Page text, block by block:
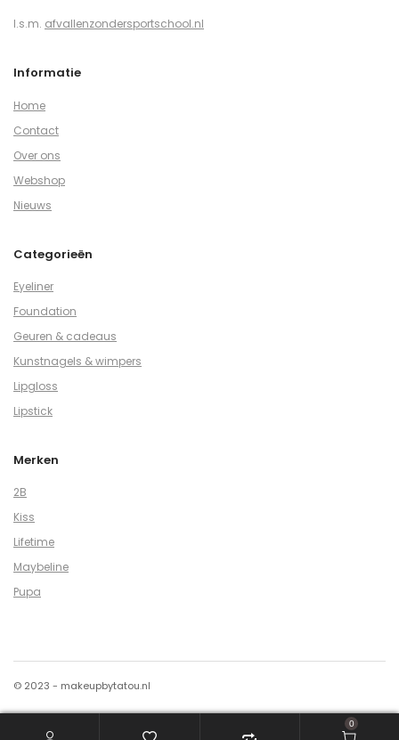
I.s.m. afvallenzondersportschool.nl
Informatie
Home
Contact
Over ons
Webshop
Nieuws
Categorieën
Eyeliner
Foundation
Geuren & cadeaus
Kunstnagels & wimpers
Lipgloss
Lipstick
Merken
2B
Kiss
Lifetime
Maybeline
Pupa
© 2023 - makeupbytatou.nl
0